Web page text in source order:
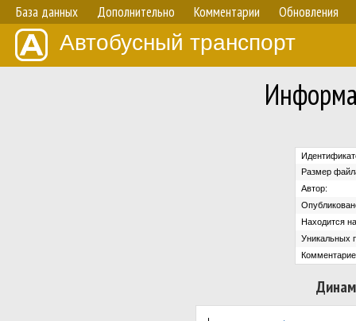
База данных Дополнительно Комментарии Обновления
Автобусный транспорт
Размер
Автор:
Находится
Уникальных